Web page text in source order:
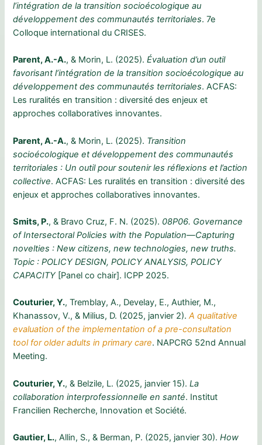
l’intégration de la transition socioécologique au
développement des communautés territoriales. 7e
Colloque international du CRISES.
Parent, A.-A., & Morin, L. (2025).Évaluation d’un outil
favorisant l’intégration de la transition socioécologique au
développement des communautés territoriales. ACFAS:
Les ruralités en transition : diversité des enjeux et
approches collaboratives innovantes.
Parent, A.-A., & Morin, L. (2025). Transition
socioécologique et développement des communautés
territoriales : Un outil pour soutenir les réflexions et l’action
collective. ACFAS: Les ruralités en transition : diversité des
enjeux et approches collaboratives innovantes.
Smits, P., & Bravo Cruz, F. N. (2025). 08P06. Governance
of Intersectoral Policies with the Population—Capturing
novelties : New citizens, new technologies, new truths.
Topic : POLICY DESIGN, POLICY ANALYSIS, POLICY
CAPACITY[Panel co chair]. ICPP 2025.
Couturier, Y., Tremblay, A., Develay, E., Authier, M.,
Khanassov, V., & Milius, D. (2025, janvier 2).A qualitative
evaluation of the implementation of a pre-consultation
tool for older adults in primary care. NAPCRG 52nd Annual
Meeting.
Couturier, Y., & Belzile, L. (2025, janvier 15).La
collaboration interprofessionnelle en santé. Institut
Francilien Recherche, Innovation et Société.
Gautier, L., Allin, S., & Berman, P. (2025, janvier 30).How